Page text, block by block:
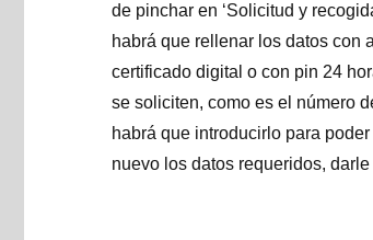
de pinchar en ‘Solicitud y
habrá que rellenar los datos con
certificado digital o con pin 24
se soliciten, como es el número
habrá que introducirlo para
nuevo los datos requeridos,